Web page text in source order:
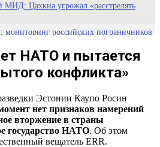
МИД: Цахкна угрожал «расстрелять
мониторинг российских пограничников
НАТО и пытается
конфликта»
Эстонии Каупо Росин
нет признаков намерений
вторжение в страны
государство НАТО. Об этом
вещатель ERR.